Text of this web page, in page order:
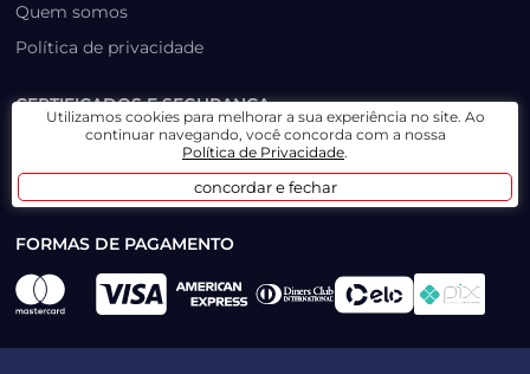
Quem somos
Política de privacidade
CERTIFICADOS E SEGURANÇA
FORMAS DE PAGAMENTO
Utilizamos cookies para melhorar a sua experiência no site. Ao
continuar navegando, você concorda com a nossa
Política de Privacidade.
concordar e fechar